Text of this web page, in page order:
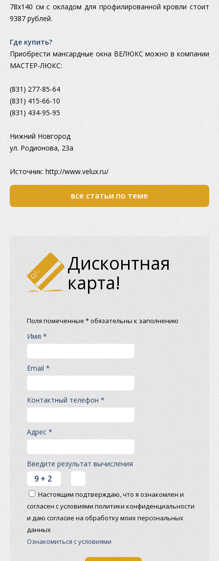
78x140 см с окладом для профилированной кровли стоит
9387 рублей.
Где купить?
Приобрести мансардные окна ВЕЛЮКС можно в компании
МАСТЕР-ЛЮКС:
(831) 277-85-64
(831) 415-66-10
(831) 434-95-95
Нижний Новгород
ул. Родионова, 23а
Источник: http://www.velux.ru/
все статьи по теме
Дисконтная
карта!
Поля помеченные * обязательны к заполнению
Имя *
Email *
Контактный телефон *
Адрес *
Введите результат вычисления
Настоящим подтверждаю, что я ознакомлен и
согласен с условиями политики конфиденциальности
и даю согласие на обработку моих персональных
данных
Ознакомиться с условиями